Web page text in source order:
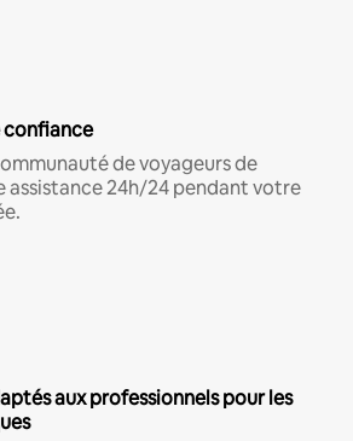
confiance
de voyageurs de
24h/24 pendant votre
aux professionnels pour les